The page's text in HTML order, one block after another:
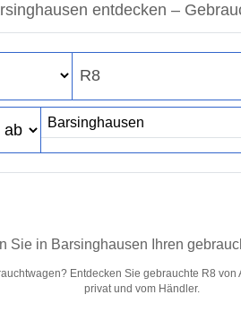
entdecken –
Sie in Barsinghausen Ihren
Entdecken Sie gebrauchte R8
privat und vom Händler.